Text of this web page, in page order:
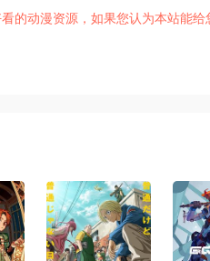
的动漫资源，如果您认为本站能